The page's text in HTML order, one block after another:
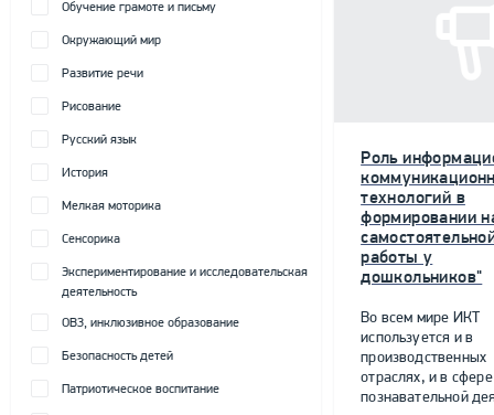
Обучение грамоте и письму
Окружающий мир
Развитие речи
Рисование
Русский язык
История
Мелкая моторика
Сенсорика
Экспериментирование и исследовательская
деятельность
ОВЗ, инклюзивное образование
Безопасность детей
Патриотическое воспитание
Роль
технологий в
формировании
работы у
дошкольников"
Во всем мире ИКТ
используется и в
производственных
отраслях, и в сфере
познавательной